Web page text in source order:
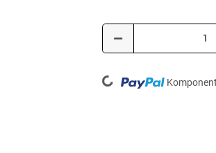
Loading...